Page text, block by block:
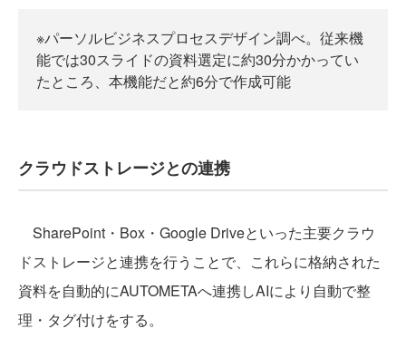
※パーソルビジネスプロセスデザイン調べ。従来機
能では30スライドの資料選定に約30分かかってい
たところ、本機能だと約6分で作成可能
クラウドストレージとの連携
SharePoint・Box・Google Driveといった主要クラウ
ドストレージと連携を行うことで、これらに格納された
資料を自動的にAUTOMETAへ連携しAIにより自動で整
理・タグ付けをする。